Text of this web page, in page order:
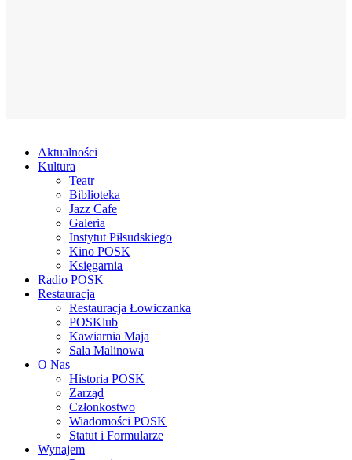
Aktualności
Kultura
Teatr
Biblioteka
Jazz Cafe
Galeria
Instytut Piłsudskiego
Kino POSK
Księgarnia
Radio POSK
Restauracja
Restauracja Łowiczanka
POSKlub
Kawiarnia Maja
Sala Malinowa
O Nas
Historia POSK
Zarząd
Członkostwo
Wiadomości POSK
Statut i Formularze
Wynajem